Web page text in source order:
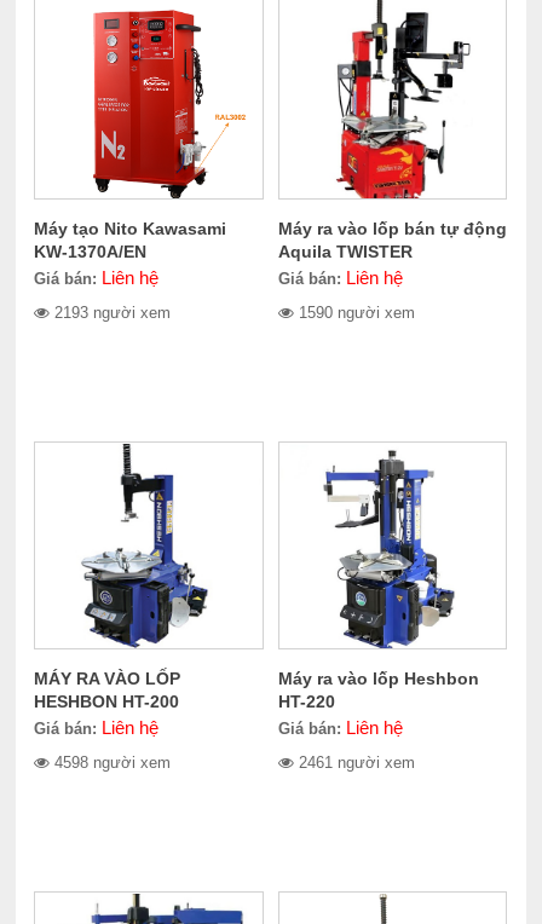
Máy tạo Nito Kawasami
KW-1370A/EN
Giá bán: Liên hệ
2193 người xem
Máy ra vào lốp bán tự động
Aquila TWISTER
Giá bán: Liên hệ
1590 người xem
MÁY RA VÀO LỐP
HESHBON HT-200
Giá bán: Liên hệ
4598 người xem
Máy ra vào lốp Heshbon
HT-220
Giá bán: Liên hệ
2461 người xem